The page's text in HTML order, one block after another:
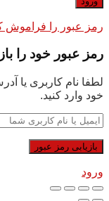
رمز عبور را فراموش
رمز عبور خود را
لطفا نام کاربری یا
خود وارد کنید.
ورود